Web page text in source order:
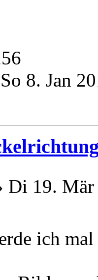
So 8. Jan
Di 19.
ich